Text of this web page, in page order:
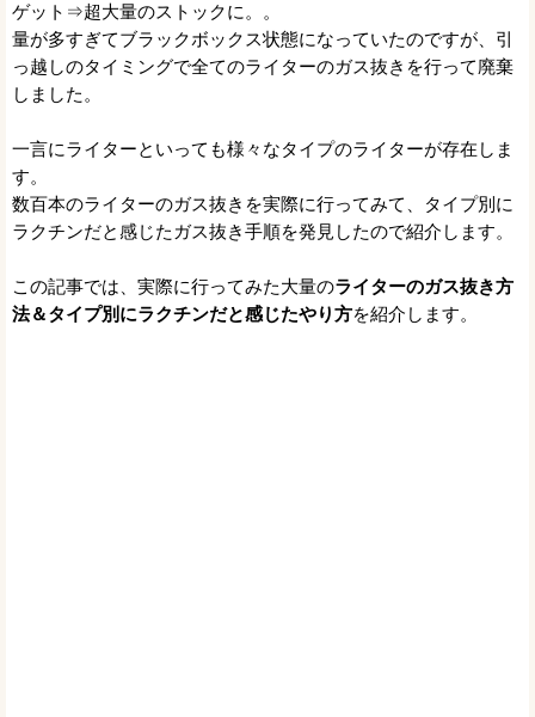
ゲット⇒超大量のストックに。。
量が多すぎてブラックボックス状態になっていたのですが、引
っ越しのタイミングで全てのライターのガス抜きを行って廃棄
しました。
一言にライターといっても様々なタイプのライターが存在しま
す。
数百本のライターのガス抜きを実際に行ってみて、タイプ別に
ラクチンだと感じたガス抜き手順を発見したので紹介します。
この記事では、実際に行ってみた大量のライターのガス抜き方
法＆タイプ別にラクチンだと感じたやり方を紹介します。